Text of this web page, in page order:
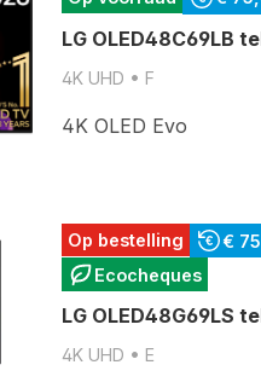
LG OLED48C69LB
4K UHD • F
4K OLED Evo
Op bestelling
€
Ecocheques
LG OLED48G69LS
4K UHD • E